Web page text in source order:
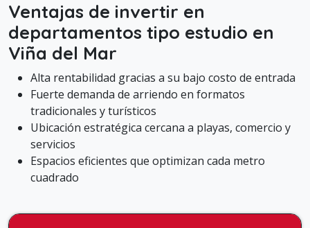
Ventajas de invertir en
departamentos tipo estudio en
Viña del Mar
Alta rentabilidad gracias a su bajo costo de entrada
Fuerte demanda de arriendo en formatos
tradicionales y turísticos
Ubicación estratégica cercana a playas, comercio y
servicios
Espacios eficientes que optimizan cada metro
cuadrado